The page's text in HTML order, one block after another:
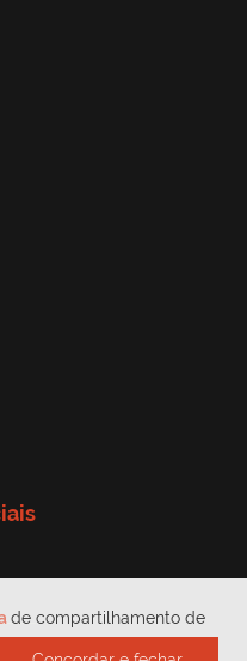
os direitos reservados
de compartilhamento de